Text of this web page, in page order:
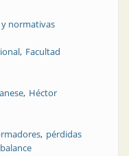
normativas
Facultad
Héctor
pérdidas